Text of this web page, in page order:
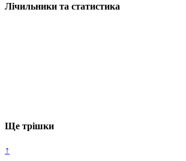
Лічильники та статистика
Ще трішки
↑